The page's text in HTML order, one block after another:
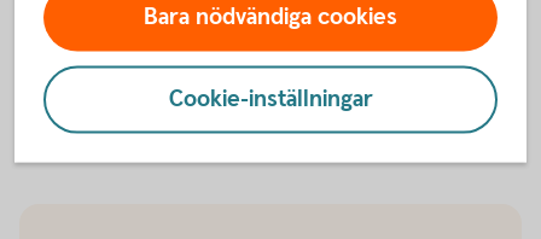
SOS Barnbyar arbetar med långsiktiga insatser för
att inte ett enda barn ska behöva växa upp ensamt.
SOS Barnbyar
Bara nödvändiga cookies
Cookie-inställningar